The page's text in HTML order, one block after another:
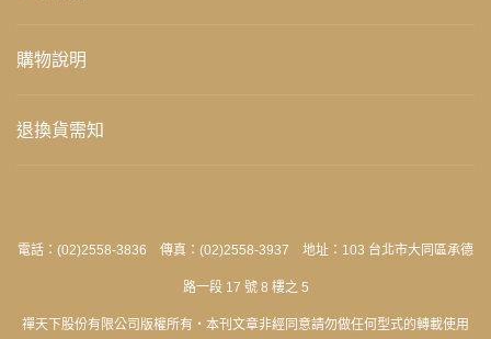
購物說明
退換貨需知
電話：(02)2558-3836 傳真：(02)2558-3937 地址：103 台北市大同區承德
路一段 17 號 8 樓之 5
禪天下股份有限公司版權所有‧本刊文章非經同意請勿做任何型式的轉載使用